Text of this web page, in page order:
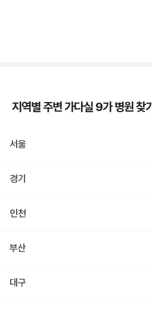
지역별 주변가다실 9가병원 찾기
서울
경기
인천
부산
대구